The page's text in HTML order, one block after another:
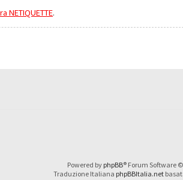
.
Powered by phpBB® Forum Software
Traduzione Italiana phpBBItalia.net